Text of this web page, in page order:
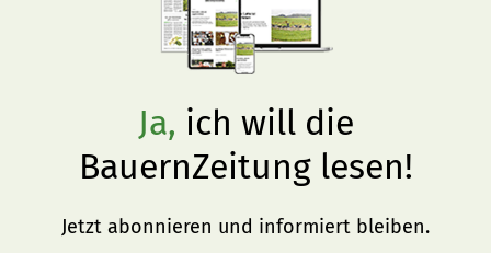
Ja, ich will die
BauernZeitung lesen!
Jetzt abonnieren und informiert bleiben.